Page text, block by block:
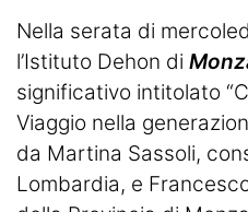
Nella serata di
l’Istituto Dehon di
significativo intitolato
Viaggio nella
da Martina Sassoli,
Lombardia, e